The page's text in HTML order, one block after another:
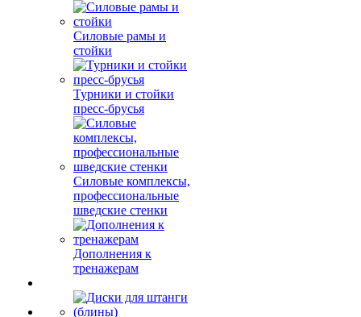
Силовые рамы и
стойки
Турники и стойки
пресс-брусья
Силовые комплексы,
профессиональные
шведские стенки
Дополнения к
тренажерам